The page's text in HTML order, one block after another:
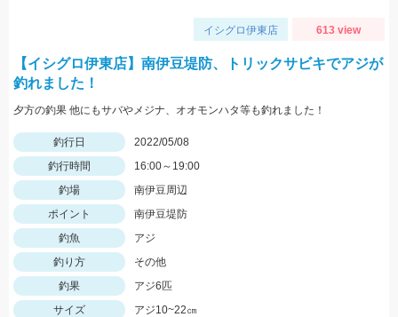
イシグロ伊東店 613 view
【イシグロ伊東店】南伊豆堤防、トリックサビキでアジが
釣れました！
夕方の釣果 他にもサバやメジナ、オオモンハタ等も釣れました！
釣行日
2022/05/08
釣行時間
16:00～19:00
釣場
南伊豆周辺
ポイント
南伊豆堤防
釣魚
アジ
釣り方
その他
釣果
アジ6匹
サイズ
アジ10~22㎝